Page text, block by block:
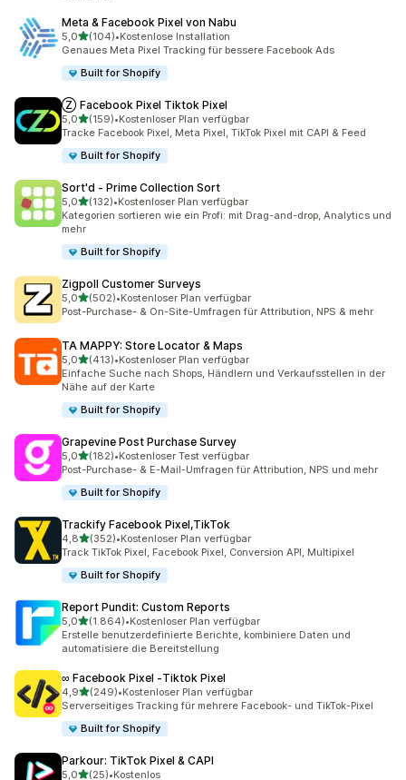
Meta & Facebook Pixel von Nabu
5,0von 5 Sternen
(104)
104 Rezensionen insgesamt
•Kostenlose Installation
Genaues Meta Pixel Tracking für bessere Facebook Ads
Built for Shopify
Ⓩ Facebook Pixel Tiktok Pixel
5,0von 5 Sternen
(159)
159 Rezensionen insgesamt
•Kostenloser Plan verfügbar
Tracke Facebook Pixel, Meta Pixel, TikTok Pixel mit CAPI & Feed
Built for Shopify
Sort'd ‑ Prime Collection Sort
5,0von 5 Sternen
(132)
132 Rezensionen insgesamt
•Kostenloser Plan verfügbar
Kategorien sortieren wie ein Profi: mit Drag-and-drop, Analytics und
mehr
Built for Shopify
Zigpoll Customer Surveys
5,0von 5 Sternen
(502)
502 Rezensionen insgesamt
•Kostenloser Plan verfügbar
Post-Purchase- & On-Site-Umfragen für Attribution, NPS & mehr
TA MAPPY: Store Locator & Maps
5,0von 5 Sternen
(413)
413 Rezensionen insgesamt
•Kostenloser Plan verfügbar
Einfache Suche nach Shops, Händlern und Verkaufsstellen in der
Nähe auf der Karte
Built for Shopify
Grapevine Post Purchase Survey
5,0von 5 Sternen
(182)
182 Rezensionen insgesamt
•Kostenloser Test verfügbar
Post-Purchase- & E-Mail-Umfragen für Attribution, NPS und mehr
Built for Shopify
Trackify Facebook Pixel,TikTok
4,8von 5 Sternen
(352)
352 Rezensionen insgesamt
•Kostenloser Plan verfügbar
Track TikTok Pixel, Facebook Pixel, Conversion API, Multipixel
Built for Shopify
Report Pundit: Custom Reports
5,0von 5 Sternen
(1.864)
1864 Rezensionen insgesamt
•Kostenloser Plan verfügbar
Erstelle benutzerdefinierte Berichte, kombiniere Daten und
automatisiere die Bereitstellung
∞ Facebook Pixel ‑Tiktok Pixel
4,9von 5 Sternen
(249)
249 Rezensionen insgesamt
•Kostenloser Plan verfügbar
Serverseitiges Tracking für mehrere Facebook- und TikTok-Pixel
Built for Shopify
Parkour: TikTok Pixel & CAPI
5,0von 5 Sternen
(25)•Kostenlos